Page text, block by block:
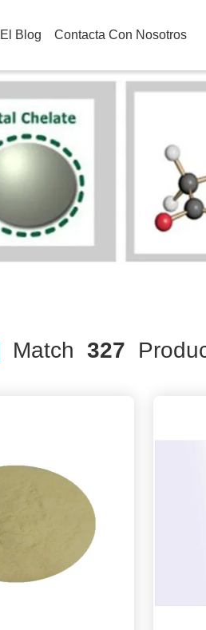
El Blog Contacta Con Nosotros
Match 327